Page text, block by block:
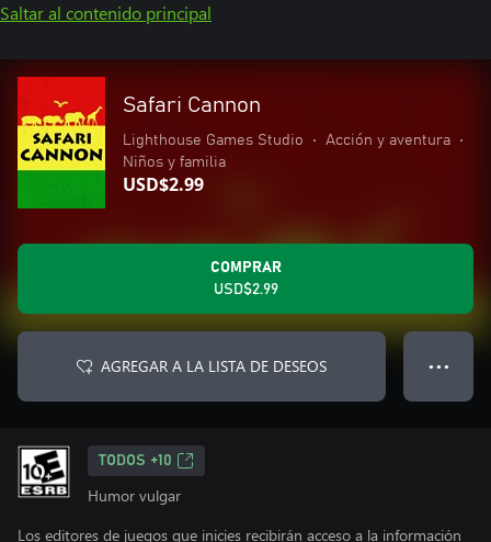
Saltar al contenido principal
Safari Cannon
Lighthouse Games Studio • Acción y aventura
•
Niños y familia
USD$2.99
COMPRAR
USD$2.99
AGREGAR A LA LISTA DE DESEOS ● ● ●
TODOS +10
Humor vulgar
Los editores de juegos que inicies recibirán acceso a la información